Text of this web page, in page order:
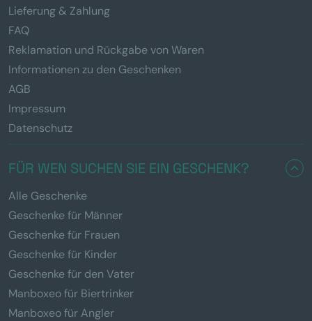
Lieferung & Zahlung
FAQ
Reklamation und Rückgabe von Waren
Informationen zu den Geschenken
AGB
Impressum
Datenschutz
FÜR WEN SUCHEN SIE EIN GESCHENK?
Alle Geschenke
Geschenke für Männer
Geschenke für Frauen
Geschenke für Kinder
Geschenke für den Vater
Manboxeo für Biertrinker
Manboxeo für Angler